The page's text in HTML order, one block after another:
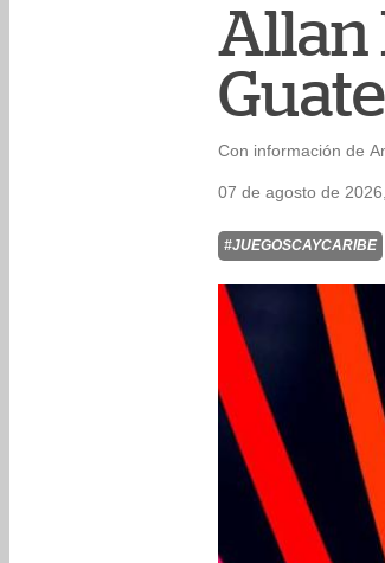
Allan
Con información de
07 de agosto de
#JUEGOSCAYCARIBE